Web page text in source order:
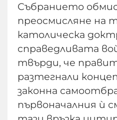
Събранието
преосмисляне на
католическа
справедливата
твърди, че
разтегнали
законна
първоначалния ѝ